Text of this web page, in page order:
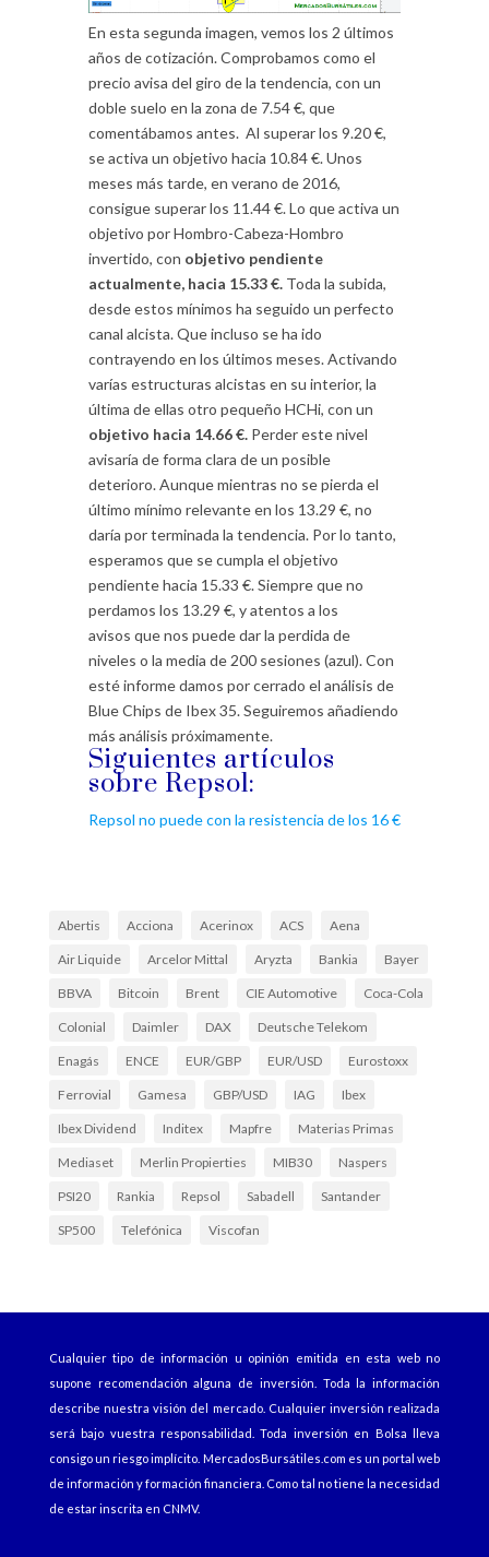
En esta segunda imagen, vemos los 2 últimos
años de cotización. Comprobamos como el
precio avisa del giro de la tendencia, con un
doble suelo en la zona de 7.54 €, que
comentábamos antes. Al superar los 9.20 €,
se activa un objetivo hacia 10.84 €. Unos
meses más tarde, en verano de 2016,
consigue superar los 11.44 €. Lo que activa un
objetivo por Hombro-Cabeza-Hombro
invertido, con objetivo pendiente
actualmente, hacia 15.33 €.Toda la subida,
desde estos mínimos ha seguido un perfecto
canal alcista. Que incluso se ha ido
contrayendo en los últimos meses. Activando
varías estructuras alcistas en su interior, la
última de ellas otro pequeño HCHi, con un
objetivo hacia 14.66 €.Perder este nivel
avisaría de forma clara de un posible
deterioro. Aunque mientras no se pierda el
último mínimo relevante en los 13.29 €, no
daría por terminada la tendencia. Por lo tanto,
esperamos que se cumpla el objetivo
pendiente hacia 15.33 €. Siempre que no
perdamos los 13.29 €, y atentos a los
avisos que nos puede dar la perdida de
niveles o la media de 200 sesiones (azul). Con
esté informe damos por cerrado el análisis de
Blue Chips de Ibex 35. Seguiremos añadiendo
más análisis próximamente.
Siguientes artículos
sobre Repsol:
Repsol no puede con la resistencia de los 16 €
Abertis Acciona Acerinox ACS Aena
Air Liquide Arcelor Mittal Aryzta Bankia Bayer
BBVA Bitcoin Brent CIE Automotive Coca-Cola
Colonial Daimler DAX Deutsche Telekom
Enagás ENCE EUR/GBP EUR/USD Eurostoxx
Ferrovial Gamesa GBP/USD IAG Ibex
Ibex Dividend Inditex Mapfre Materias Primas
Mediaset Merlin Propierties MIB30 Naspers
PSI20 Rankia Repsol Sabadell Santander
SP500 Telefónica Viscofan
Cualquier tipo de información u opinión emitida en esta web no
supone recomendación alguna de inversión. Toda la información
describe nuestra visión del mercado. Cualquier inversión realizada
será bajo vuestra responsabilidad. Toda inversión en Bolsa lleva
consigo un riesgo implícito. MercadosBursátiles.com es un portal web
de información y formación financiera. Como tal no tiene la necesidad
de estar inscrita en CNMV.